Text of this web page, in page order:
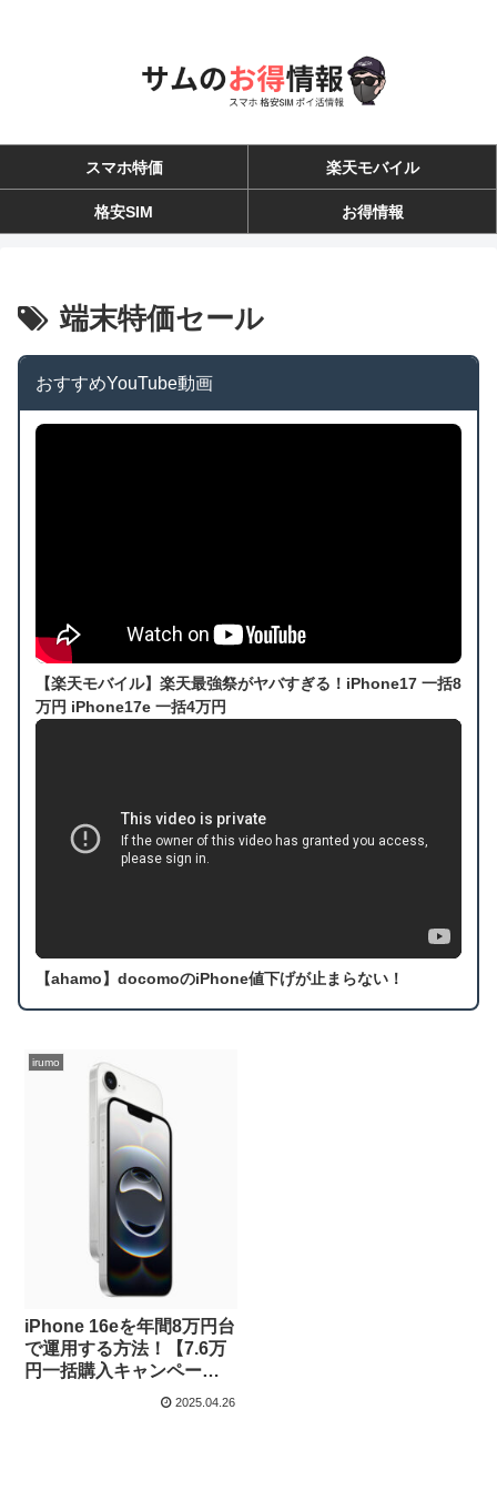
スマホ特価 楽天モバイル
格安SIM お得情報
端末特価セール
おすすめYouTube動画
【楽天モバイル】楽天最強祭がヤバすぎる！iPhone17 一括8
万円 iPhone17e 一括4万円
【ahamo】docomoのiPhone値下げが止まらない！
irumo
iPhone 16eを年間8万円台
で運用する方法！【7.6万
円一括購入キャンペーン
2025.04.26